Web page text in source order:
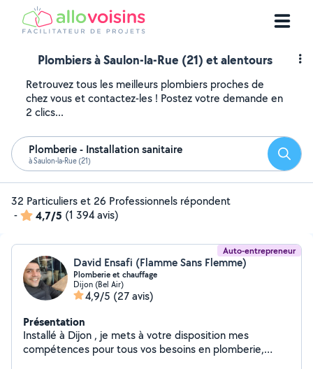
Plombiers à Saulon-la-Rue (21) et alentours
Retrouvez tous les meilleurs plombiers proches de
chez vous et contactez-les ! Postez votre demande en
2 clics...
Plomberie - Installation sanitaire
à Saulon-la-Rue (21)
32 Particuliers et 26 Professionnels répondent
-
4,7/5 (1 394 avis)
Auto-entrepreneur
David Ensafi (Flamme Sans Flemme)
Plomberie et chauffage
Dijon (Bel Air)
4,9/5 (27 avis)
Présentation
Installé à Dijon , je mets à votre disposition mes
compétences pour tous vos besoins en plomberie,